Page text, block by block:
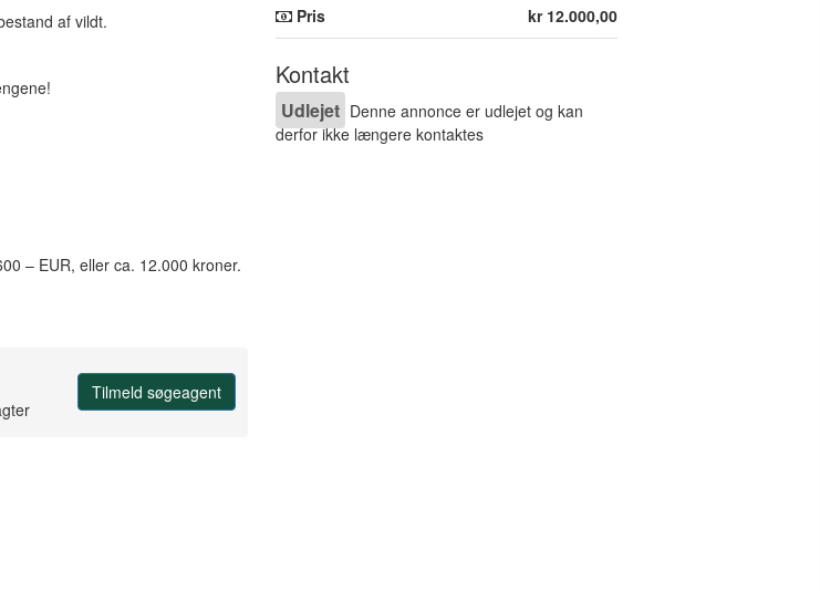
af vildt.
– EUR, eller ca. 12.000 kroner.
Tilmeld søgeagent
Pris kr 12.000,00
Kontakt
Udlejet Denne annonce er udlejet og kan
derfor ikke længere kontaktes